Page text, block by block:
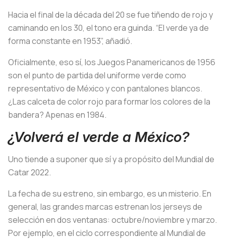
Hacia el final de la década del 20 se fue tiñendo de rojo y
caminando en los 30, el tono era guinda. “El verde ya de
forma constante en 1953”, añadió.
Oficialmente, eso sí, los Juegos Panamericanos de 1956
son el punto de partida del uniforme verde como
representativo de México y con pantalones blancos.
¿Las calceta de color rojo para formar los colores de la
bandera? Apenas en 1984.
¿Volverá el verde a México?
Uno tiende a suponer que sí y a propósito del Mundial de
Catar 2022.
La fecha de su estreno, sin embargo, es un misterio. En
general, las grandes marcas estrenan los jerseys de
selección en dos ventanas: octubre/noviembre y marzo.
Por ejemplo, en el ciclo correspondiente al Mundial de